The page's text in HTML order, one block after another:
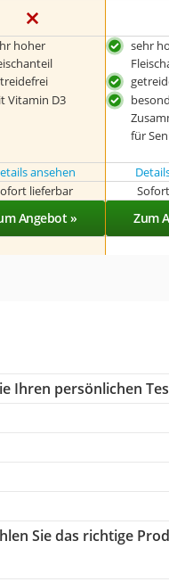
hoher
Vitamin D3
sehr
für
ansehen
lieferbar
Angebot » Zum
Ihren persönlichen
Sie das richtige